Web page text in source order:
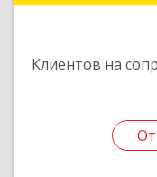
Клиентов на